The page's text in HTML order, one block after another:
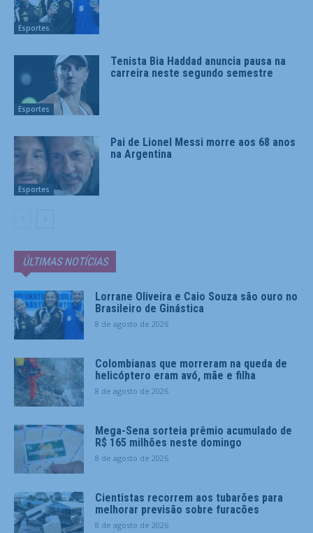
Esportes
Esportes
Tenista Bia Haddad anuncia pausa na
carreira neste segundo semestre
Esportes
Pai de Lionel Messi morre aos 68 anos
na Argentina
ÚLTIMAS NOTÍCIAS
Lorrane Oliveira e Caio Souza são ouro no
Brasileiro de Ginástica
8 de agosto de 2026
Colombianas que morreram na queda de
helicóptero eram avó, mãe e filha
8 de agosto de 2026
Mega-Sena sorteia prêmio acumulado de
R$ 165 milhões neste domingo
8 de agosto de 2026
Cientistas recorrem aos tubarões para
melhorar previsão sobre furacões
8 de agosto de 2026